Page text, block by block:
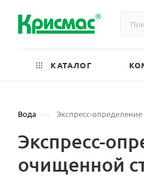
КАТАЛОГ
Вода — Экспресс-
Экспресс-
очищенной